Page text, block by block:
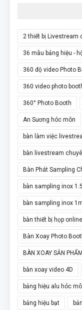
2 thiết bị Livestream
36 mẫu bảng hiệu -
360 độ video Photo
360 video photo
360° Photo Booth
An Sương hóc môn
bàn làm việc
bàn livestream
Bàn Phát Sampling
bàn sampling inox
bàn sampling inox
bàn thiết bị họp online
Bàn Xoay Photo
BÀN XOAY SẢN
bàn xoay video 4D
bảng hiệu alu hóc
bảng hiệu bạt